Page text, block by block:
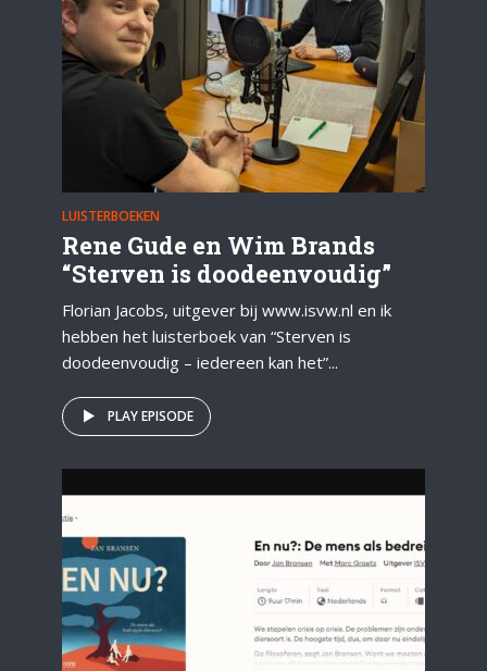
LUISTERBOEKEN
Rene Gude en Wim Brands
“Sterven is doodeenvoudig”
Florian Jacobs, uitgever bij www.isvw.nl en ik
hebben het luisterboek van “Sterven is
doodeenvoudig – iedereen kan het”...
PLAY EPISODE